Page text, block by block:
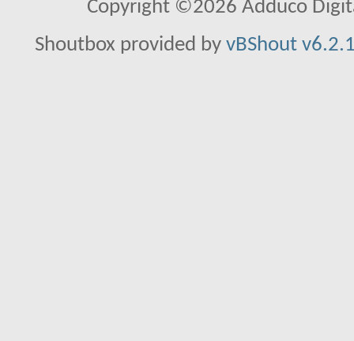
Copyright ©2026 Adduco
Shoutbox provided by vBShout